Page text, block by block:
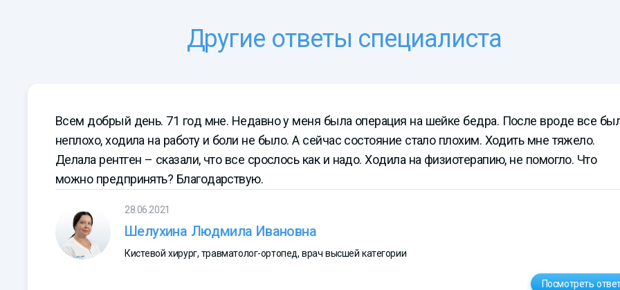
Другие ответы специалиста
Всем добрый день. 71 год мне. Недавно у меня была операция на шейке бедра. После вроде все
неплохо, ходила на работу и боли не было. А сейчас состояние стало плохим. Ходить мне тяжело.
Делала рентген – сказали, что все срослось как и надо. Ходила на физиотерапию, не помогло. Что
можно предпринять? Благодарствую.
28.06.2021
Шелухина Людмила Ивановна
Кистевой хирург, травматолог-ортопед, врач высшей категории
Посмотреть